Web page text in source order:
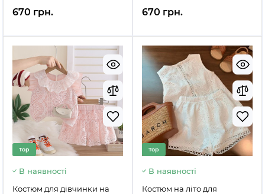
670 грн. 670 грн.
Top
В наявності
Костюм для дівчинки на
Top
В наявності
Костюм на літо для